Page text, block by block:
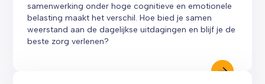
samenwerking onder hoge cognitieve en emotionele
belasting maakt het verschil. Hoe bied je samen
weerstand aan de dagelijkse uitdagingen en blijf je de
beste zorg verlenen?